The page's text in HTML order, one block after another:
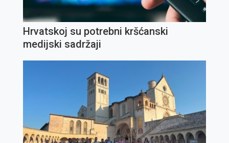
Hrvatskoj su potrebni kršćanski
medijski sadržaji